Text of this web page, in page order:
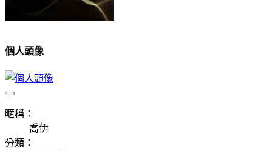
個人頭像
暱稱：
喬伊
分類：